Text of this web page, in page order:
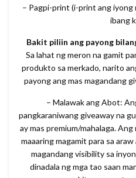
– Pagpi-print (i-print ang iyong
ibang
Bakit piliin ang payong
Sa lahat ng meron na gamit
produkto sa merkado, narito
payong ang mas magandang
– Malawak ang Abot:
pangkaraniwang giveaway na
ay mas premium/mahalaga.
maaaring magamit para sa
magandang visibility sa
dinadala ng mga tao saan